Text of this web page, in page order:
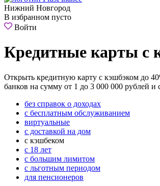
Нижний Новгород
В избранном пусто
Войти
Кредитные карты с
Открыть кредитную карту с кэшбэком до
банков на сумму от 1 до 3 000 000 рублей
без справок о доходах
с бесплатным обслуживанием
виртуальные
с доставкой на дом
с кэшбеком
с 18 лет
с большим лимитом
с льготным периодом
для пенсионеров